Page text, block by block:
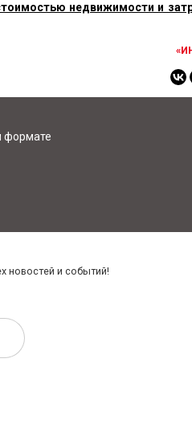
недвижимости и
формате
новостей и событий!